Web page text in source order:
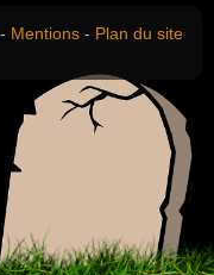
- Mentions - Plan du site